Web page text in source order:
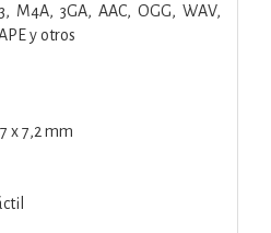
M4A, 3GA, AAC, OGG, WAV,
y otros
x 7,2 mm